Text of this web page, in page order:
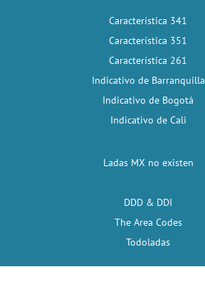
Característica 341
Característica 351
Característica 261
Indicativo de Barranquilla
Indicativo de Bogotá
Indicativo de Cali
Ladas MX no existen
DDD & DDI
The Area Codes
Todoladas